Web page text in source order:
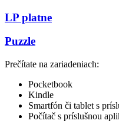
LP platne
Puzzle
Prečítate na zariadeniach:
Pocketbook
Kindle
Smartfón či tablet s
Počítač s príslušnou